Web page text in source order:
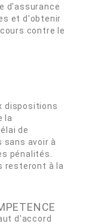
d'assurance
et d'obtenir
contre le
dispositions
la
de
avoir à
pénalités.
resteront à la
d'accord